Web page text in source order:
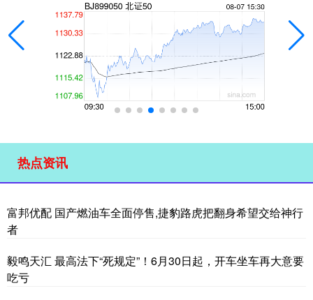
热点资讯
富邦优配 国产燃油车全面停售,捷豹路虎把翻身希望交给神行
者
毅鸣天汇 最高法下“死规定”！6月30日起，开车坐车再大意要
吃亏